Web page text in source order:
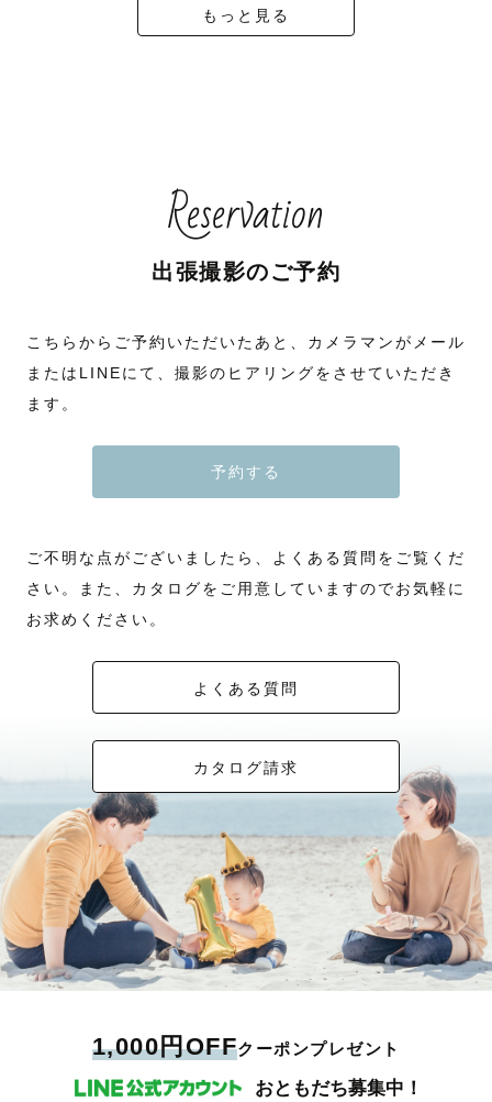
もっと見る
Reservation
出張撮影のご予約
こちらからご予約いただいたあと、カメラマンがメール
またはLINEにて、撮影のヒアリングをさせていただき
ます。
予約する
ご不明な点がございましたら、よくある質問をご覧くだ
さい。また、カタログをご用意していますのでお気軽に
お求めください。
よくある質問
カタログ請求
1,000円OFFクーポンプレゼント
おともだち募集中！